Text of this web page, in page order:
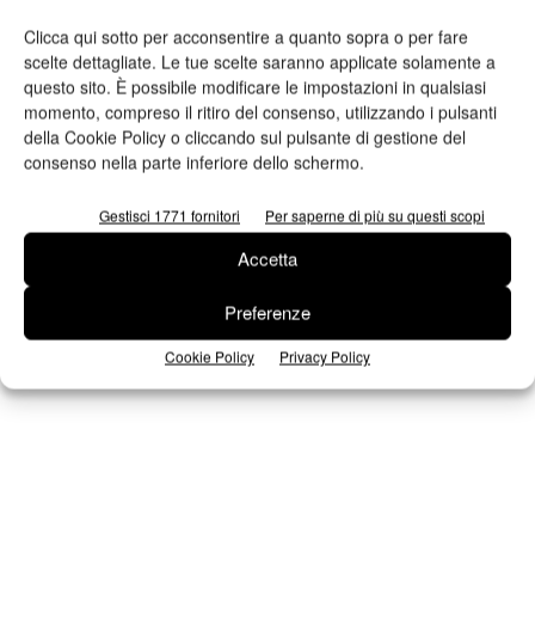
Clicca qui sotto per acconsentire a quanto sopra o per fare
scelte dettagliate. Le tue scelte saranno applicate solamente a
questo sito. È possibile modificare le impostazioni in qualsiasi
momento, compreso il ritiro del consenso, utilizzando i pulsanti
della Cookie Policy o cliccando sul pulsante di gestione del
consenso nella parte inferiore dello schermo.
Gestisci 1771 fornitori Per saperne di più su questi scopi
Accetta
Preferenze
Cookie Policy Privacy Policy
n.2 - Giugno 2026 n.1 - Maggio 2026 n.6 - Dicembre 2025
Edicola Web